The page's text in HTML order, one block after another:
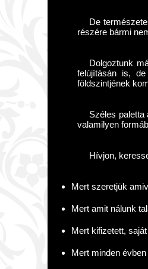
De
részére bármi
Dolgoztunk
felújításán is,
földszintjének
Széles paletta
valamilyen
Hívjon,
Mert szeretjük
Mert amit nálunk
Mert kifizetett,
Mert minden